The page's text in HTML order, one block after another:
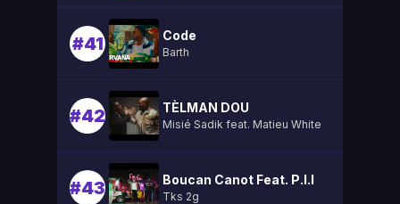
#41 Code
Barth
#42 TÈLMAN DOU
Misié Sadik feat. Matieu White
#43 Boucan Canot Feat. P.l.l
Tks 2g